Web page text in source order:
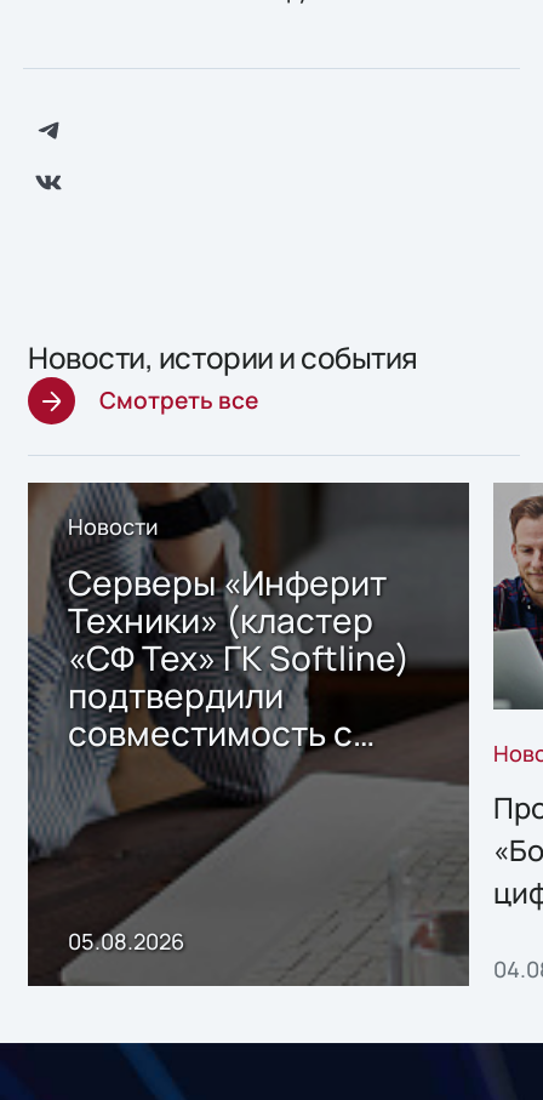
Новости, истории и события
Смотреть все
Новости
Серверы «Инферит
Техники» (кластер
«СФ Тех» ГК Softline)
подтвердили
совместимость с
решением Sharx
Storage 2.x для
хранения данных
05.08.2026